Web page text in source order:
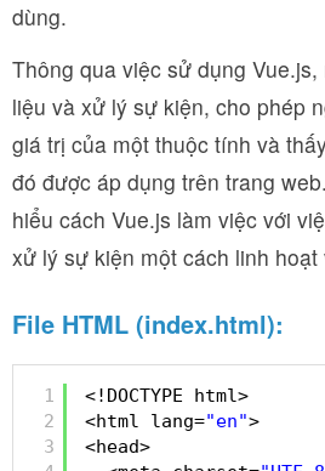
dùng.
Thông qua việc sử dụng
liệu và xử lý sự kiện, cho phép
giá trị của một thuộc tính và
đó được áp dụng trên trang
hiểu cách Vue.js làm việc với
xử lý sự kiện một cách linh hoạt
File HTML (index.html):
1
2
3
<!DOCTYPE html>
<html lang="en">
<head>